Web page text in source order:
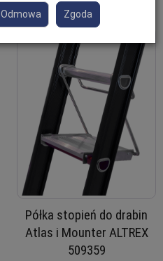
Półka stopień do drabin
Atlas i Mounter ALTREX
509359
Odmowa Zgoda